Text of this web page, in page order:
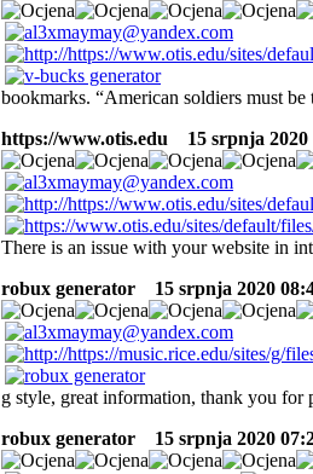
bookmarks. “American soldiers must
https://www.otis.edu
15 srpnja
There is an issue with your website in
robux generator
15 srpnja 2020
g style, great information, thank you
robux generator
15 srpnja 2020